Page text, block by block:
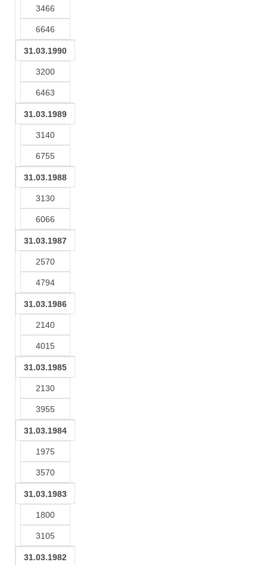
3466
6646
31.03.1990
3200
6463
31.03.1989
3140
6755
31.03.1988
3130
6066
31.03.1987
2570
4794
31.03.1986
2140
4015
31.03.1985
2130
3955
31.03.1984
1975
3570
31.03.1983
1800
3105
31.03.1982